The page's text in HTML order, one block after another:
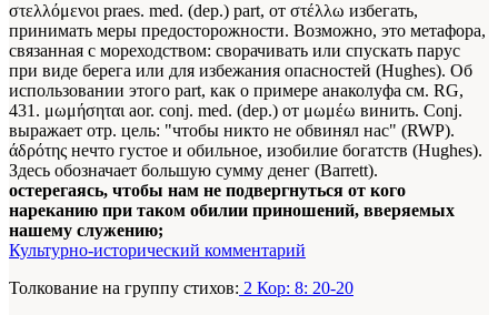
στελλόμενοι praes. med. (dep.) part, от στέλλω избегать,
принимать меры предосторожности. Возможно, это метафора,
связанная с мореходством: сворачивать или спускать парус
при виде берега или для избежания опасностей (Hughes). Об
использовании этого part, как о примере анаколуфа см. RG,
431. μωμήσηται aor. conj. med. (dep.) от μωμέω винить. Conj.
выражает отр. цель: "чтобы никто не обвинял нас" (RWP).
άδρότης нечто густое и обильное, изобилие богатств (Hughes).
Здесь обозначает большую сумму денег (Barrett).
остерегаясь, чтобы нам не подвергнуться от кого
нареканию при таком обилии приношений, вверяемых
нашему служению;
Культурно-исторический комментарий
Толкование на группу стихов: 2 Кор: 8: 20-20